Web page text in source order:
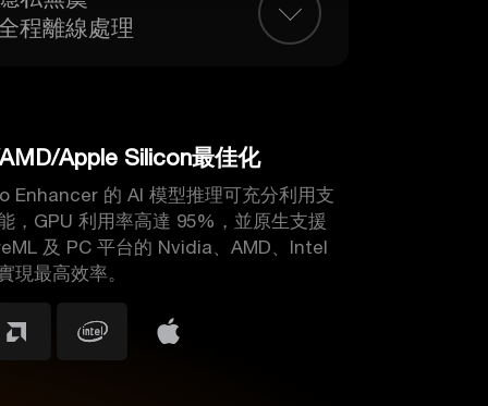
程離線處理
Apple Silicon最佳化
Enhancer 的 AI 模型推理可充分利用支
，GPU 利用率高達 95%，並原生支援
及 PC 平台的 Nvidia、AMD、Intel
現最高效率。